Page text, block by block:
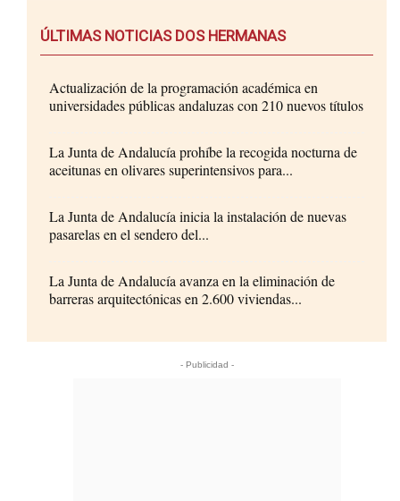
ÚLTIMAS NOTICIAS DOS HERMANAS
Actualización de la programación académica en
universidades públicas andaluzas con 210 nuevos títulos
La Junta de Andalucía prohíbe la recogida nocturna de
aceitunas en olivares superintensivos para...
La Junta de Andalucía inicia la instalación de nuevas
pasarelas en el sendero del...
La Junta de Andalucía avanza en la eliminación de
barreras arquitectónicas en 2.600 viviendas...
- Publicidad -